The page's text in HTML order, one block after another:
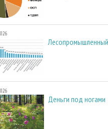
Деньги под ногами